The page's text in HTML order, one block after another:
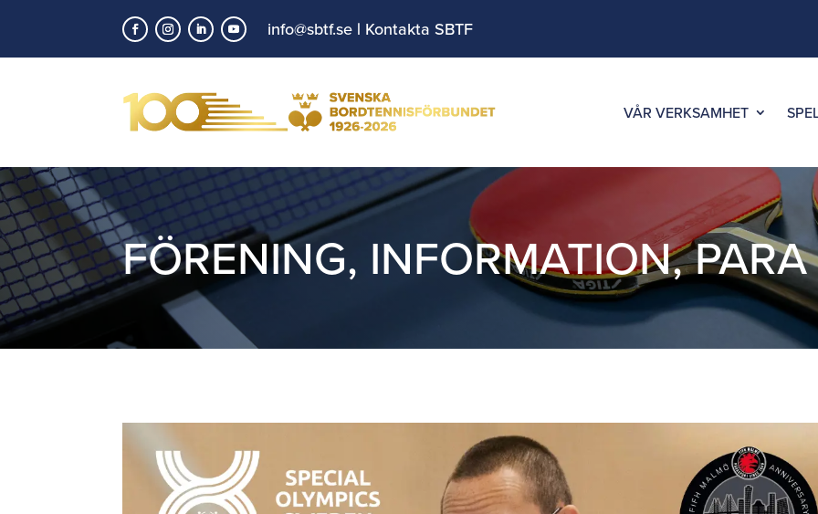
info@sbtf.se | Kontakta SBTF
VÅR VERKSAMHET
FÖRENING, INFORMATION,PARA